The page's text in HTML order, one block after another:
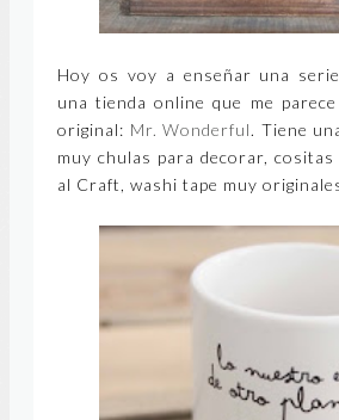
Hoy os voy a enseñar una
una tienda online que me
original: Mr. Wonderful. Tiene
muy chulas para decorar,
al Craft, washi tape muy